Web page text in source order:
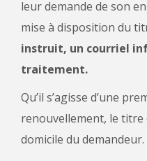
leur demande de son
mise à disposition du
instruit, un courriel
traitement.
Qu’il s’agisse d’une
renouvellement, le titre
domicile du demandeur.